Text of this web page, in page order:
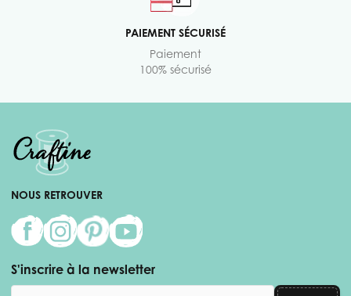
PAIEMENT SÉCURISÉ
Paiement
100% sécurisé
NOUS RETROUVER
S'inscrire à la newsletter